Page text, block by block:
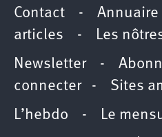
Contact - Annuaire
articles - Les
Newsletter-
connecter- Sites
L’hebdo - Le